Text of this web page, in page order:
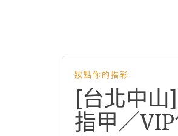
妝點你的指彩
[台北中
指甲／